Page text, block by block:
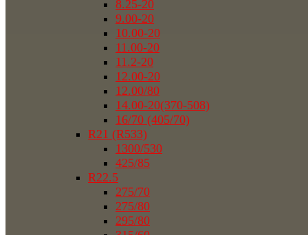
8.25-20
9.00-20
10.00-20
11.00-20
11.2-20
12.00-20
12.00/80
14.00-20(370-508)
16/70 (405/70)
R21 (R533)
1300/530
425/85
R22.5
275/70
275/80
295/80